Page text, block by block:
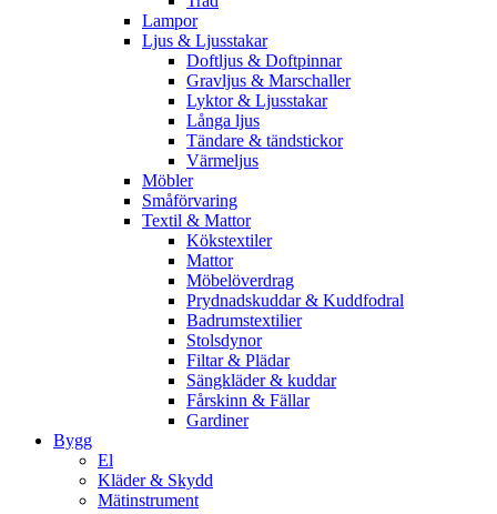
Lampor
Ljus & Ljusstakar
Doftljus & Doftpinnar
Gravljus & Marschaller
Lyktor & Ljusstakar
Långa ljus
Tändare & tändstickor
Värmeljus
Möbler
Småförvaring
Textil & Mattor
Kökstextiler
Mattor
Möbelöverdrag
Prydnadskuddar & Kuddfodral
Badrumstextilier
Stolsdynor
Filtar & Plädar
Sängkläder & kuddar
Fårskinn & Fällar
Gardiner
Bygg
El
Kläder & Skydd
Mätinstrument